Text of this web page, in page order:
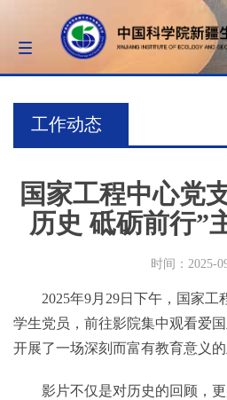
Toggle
navigation
工作动态
国家工程中心党
历史 砥砺前行”
时间：2025-
2025年9月29日下午，国家工
学生党员，前往影院集中观看爱国
开展了一场深刻而富有教育意义的
影片不仅是对历史的回顾，